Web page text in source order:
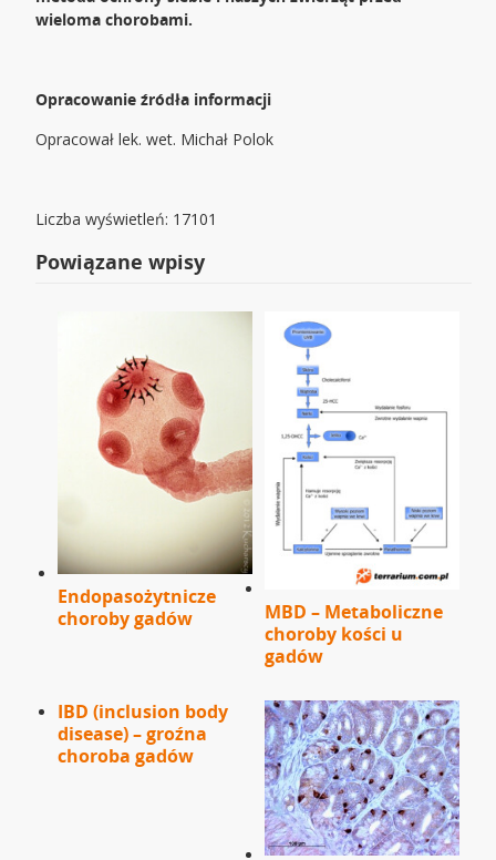
wieloma chorobami.
Opracowanie źródła informacji
Opracował lek. wet. Michał Polok
Liczba wyświetleń: 17101
Powiązane wpisy
Endopasożytnicze
choroby gadów
MBD – Metaboliczne
choroby kości u
gadów
IBD (inclusion body
disease) – groźna
choroba gadów